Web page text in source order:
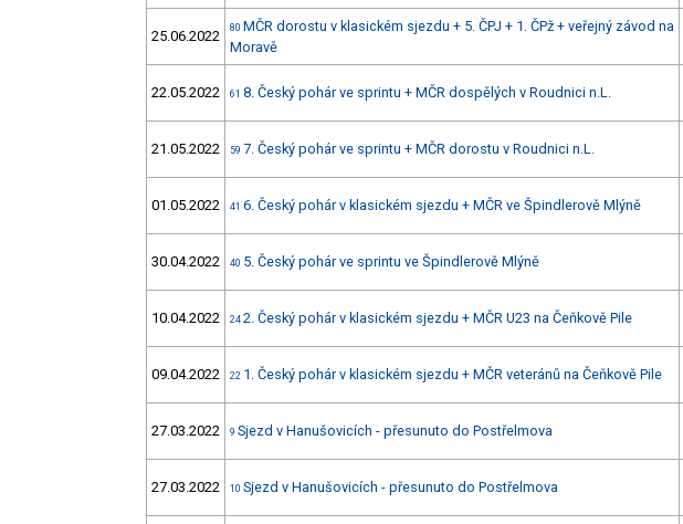
25.06.2022 80 MČR dorostu v klasickém sjezdu + 5. ČPJ + 1. ČPž + veřejný závod na
Moravě
22.05.2022 61 8. Český pohár ve sprintu + MČR dospělých v Roudnici n.L.
21.05.2022 59 7. Český pohár ve sprintu + MČR dorostu v Roudnici n.L.
01.05.2022 41 6. Český pohár v klasickém sjezdu + MČR ve Špindlerově Mlýně
30.04.2022 40 5. Český pohár ve sprintu ve Špindlerově Mlýně
10.04.2022 24 2. Český pohár v klasickém sjezdu + MČR U23 na Čeňkově Pile
09.04.2022 22 1. Český pohár v klasickém sjezdu + MČR veteránů na Čeňkově Pile
27.03.2022 9 Sjezd v Hanušovicích - přesunuto do Postřelmova
27.03.2022 10 Sjezd v Hanušovicích - přesunuto do Postřelmova